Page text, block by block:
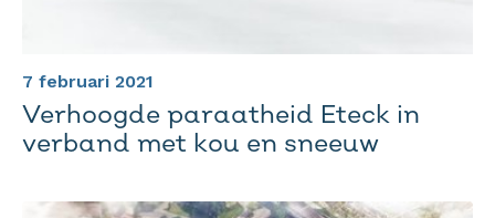
Verhoogde paraatheid Eteck in
verband met kou en sneeuw
7 februari 2021